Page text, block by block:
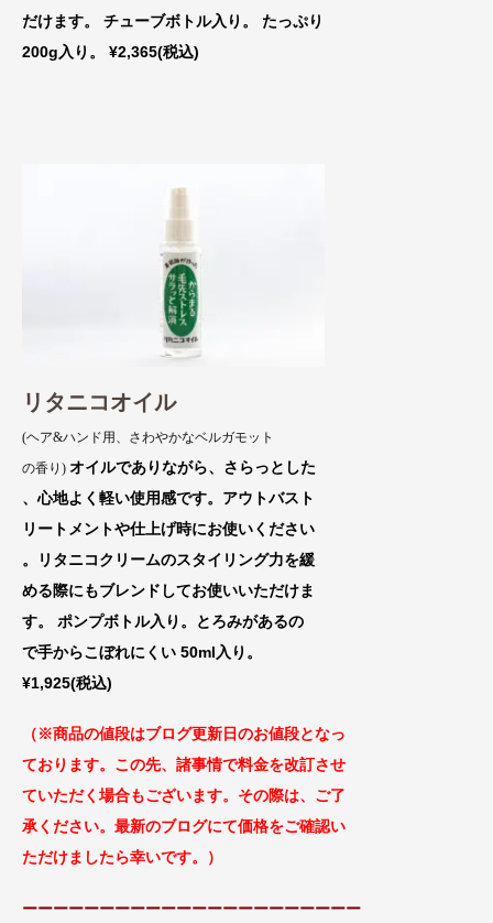
だけます。 チューブボトル入り。 たっぷり
200g入り。 ¥2,365(税込)
リタニコオイル
(ヘア&ハンド用、さわやかなベルガモット
の香り) オイルでありながら、さらっとした
、心地よく軽い使用感です。アウトバスト
リートメントや仕上げ時にお使いください
。リタニコクリームのスタイリング力を緩
める際にもブレンドしてお使いいただけま
す。 ポンプボトル入り。とろみがあるの
で手からこぼれにくい 50ml入り。
¥1,925(税込)
（※商品の値段はブログ更新日のお値段となっ
ております。この先、諸事情で料金を改訂させ
ていただく場合もございます。 その際は、ご了
承ください。最新のブログにて価格をご確認い
ただけましたら幸いです。）
ーーーーーーーーーーーーーーーーーーーーーー